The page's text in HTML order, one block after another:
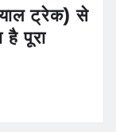
ट्रेक) से
है पूरा